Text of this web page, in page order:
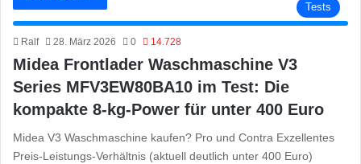
Tests
Ralf 28. März 2026 0 14.728
Midea Frontlader Waschmaschine V3
Series MFV3EW80BA10 im Test: Die
kompakte 8-kg-Power für unter 400 Euro
Midea V3 Waschmaschine kaufen? Pro und Contra Exzellentes
Preis-Leistungs-Verhältnis (aktuell deutlich unter 400 Euro)